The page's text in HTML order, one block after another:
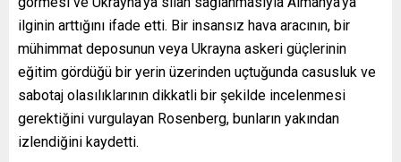
ilginin arttığını ifade etti. Bir insansız hava aracının, bir
mühimmat deposunun veya Ukrayna askeri güçlerinin
eğitim gördüğü bir yerin üzerinden uçtuğunda casusluk ve
sabotaj olasılıklarının dikkatli bir şekilde incelenmesi
gerektiğini vurgulayan Rosenberg, bunların yakından
izlendiğini kaydetti.